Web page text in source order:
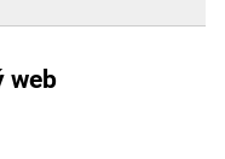
web